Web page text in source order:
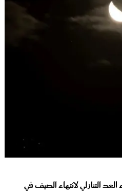
التنازلي لانتهاء الصيف في